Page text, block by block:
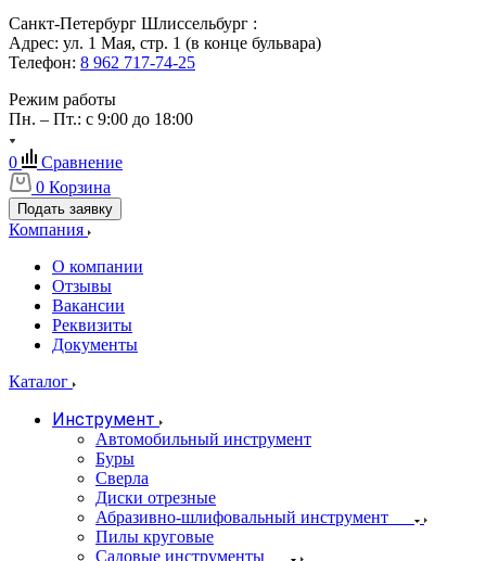
Санкт-Петербург Шлиссельбург :
Адрес: ул. 1 Мая, стр. 1 (в конце бульвара)
Телефон: 8 962 717-74-25
Режим работы
Пн. – Пт.: с 9:00 до 18:00
0
Сравнение
0 Корзина
Подать заявку
Компания
О компании
Отзывы
Вакансии
Реквизиты
Документы
Каталог
Инструмент
Автомобильный инструмент
Буры
Сверла
Диски отрезные
Абразивно-шлифовальный инструмент
Пилы круговые
Садовые инструменты